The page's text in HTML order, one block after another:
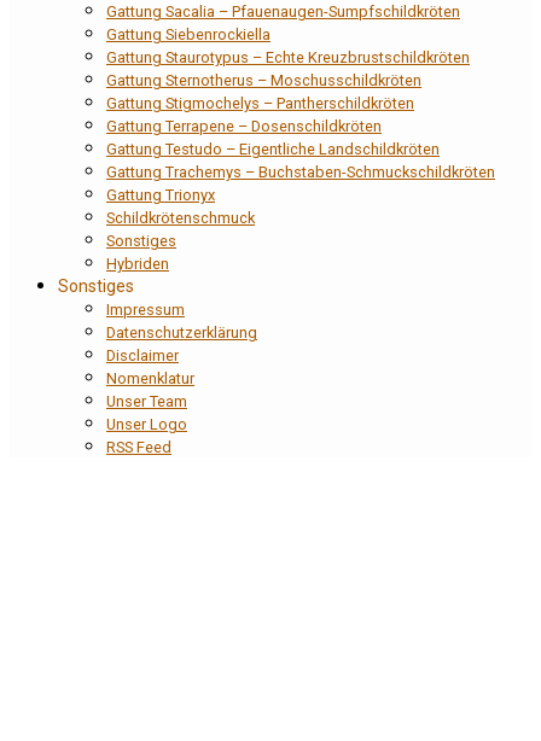
Gattung Sacalia – Pfauenaugen-Sumpfschildkröten
Gattung Siebenrockiella
Gattung Staurotypus – Echte Kreuzbrustschildkröten
Gattung Sternotherus – Moschusschildkröten
Gattung Stigmochelys – Pantherschildkröten
Gattung Terrapene – Dosenschildkröten
Gattung Testudo – Eigentliche Landschildkröten
Gattung Trachemys – Buchstaben-Schmuckschildkröten
Gattung Trionyx
Schildkrötenschmuck
Sonstiges
Hybriden
Sonstiges
Impressum
Datenschutzerklärung
Disclaimer
Nomenklatur
Unser Team
Unser Logo
RSS Feed